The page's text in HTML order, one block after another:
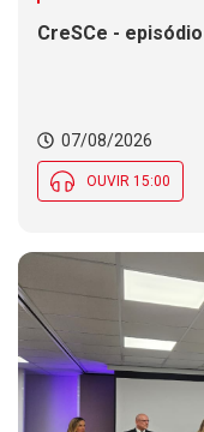
CreSCe -
07/08/2026
OUVIR 15:00